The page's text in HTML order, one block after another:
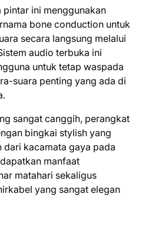
pintar ini menggunakan
bone conduction untuk
secara langsung melalui
audio terbuka ini
untuk tetap waspada
suara penting yang ada di
sangat canggih, perangkat
bingkai stylish yang
kacamata gaya pada
manfaat
matahari sekaligus
yang sangat elegan